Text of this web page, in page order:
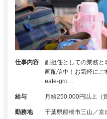
仕事内容
副担任としての業務と
画配信中！お気軽にご
eate-gro…
給与 月給250,000円以上（
勤務地 千葉県船橋市三山／京